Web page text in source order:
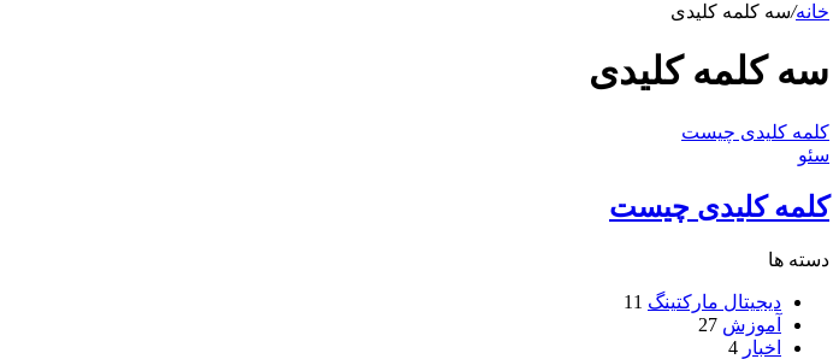
خانه/سه کلمه کلیدی
سه کلمه کلیدی
کلمه کلیدی چیست
سئو
کلمه کلیدی چیست
دسته ها
دیجیتال مارکتینگ 11
آموزش 27
اخبار 4